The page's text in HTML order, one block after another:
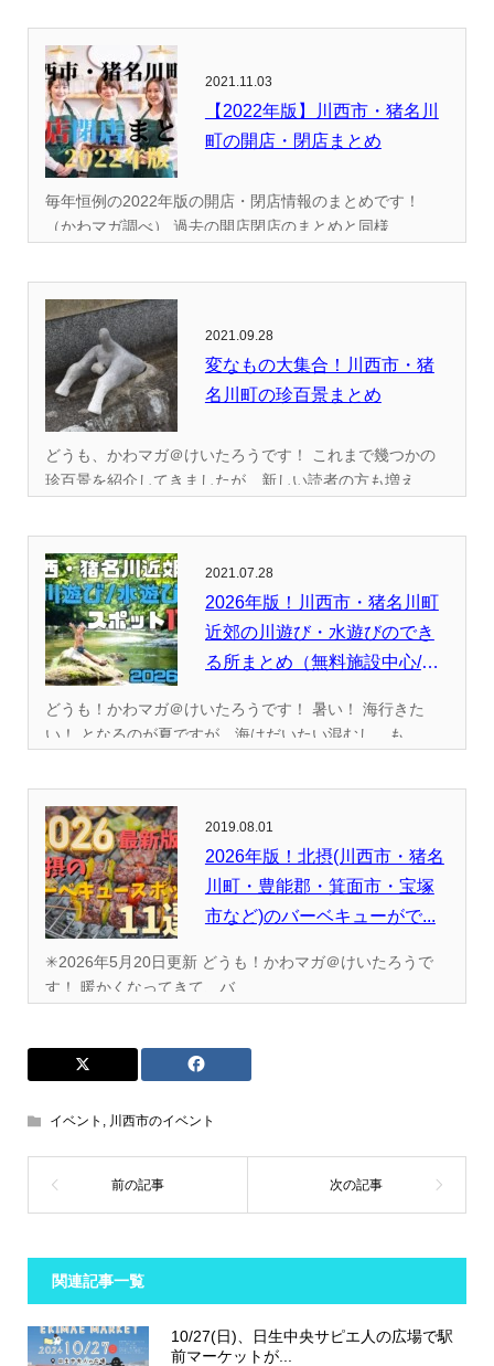
2021.11.03
【2022年版】川西市・猪名川
町の開店・閉店まとめ
毎年恒例の2022年版の開店・閉店情報のまとめです！
（かわマガ調べ） 過去の開店閉店のまとめと同様...
2021.09.28
変なもの大集合！川西市・猪
名川町の珍百景まとめ
どうも、かわマガ＠けいたろうです！ これまで幾つかの
珍百景を紹介してきましたが、新しい読者の方も増え...
2021.07.28
2026年版！川西市・猪名川町
近郊の川遊び・水遊びのでき
る所まとめ（無料施設中心/
どうも！かわマガ＠けいたろうです！ 暑い！ 海行きた
い！ となるのが夏ですが、海はだいたい混むし、も...
2019.08.01
2026年版！北摂(川西市・猪名
川町・豊能郡・箕面市・宝塚
市など)のバーベキューがで...
✳︎2026年5月20日更新 どうも！かわマガ＠けいたろうで
す！ 暖かくなってきて、バ...
イベント , 川西市のイベント
関連記事一覧
10/27(日)、日生中央サピエ人の広場で駅
前マーケットが...